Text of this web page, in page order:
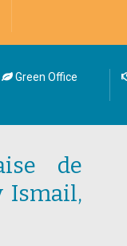
Green Office
de
Ismail,